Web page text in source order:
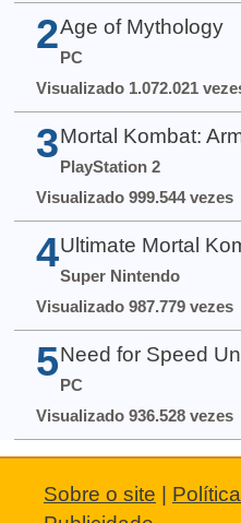
2 Age of Mythology
PC
Visualizado 1.072.021
3 Mortal Kombat:
PlayStation 2
Visualizado 999.544 vezes
4 Ultimate Mortal
Super Nintendo
Visualizado 987.779 vezes
5 Need for Speed
PC
Visualizado 936.528 vezes
Sobre o site